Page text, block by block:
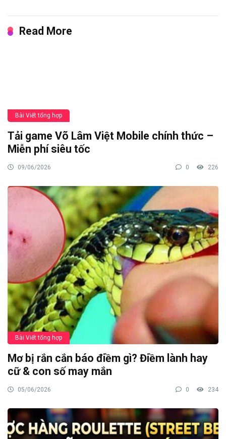
Read More
Bài Viết tổng hợp
Tải game Võ Lâm Việt Mobile chính thức –
Miễn phí siêu tốc
09/06/2026 0 226
Bài Viết tổng hợp
Mơ bị rắn cắn báo điềm gì? Điềm lành hay
cữ & con số may mắn
05/06/2026 0 234